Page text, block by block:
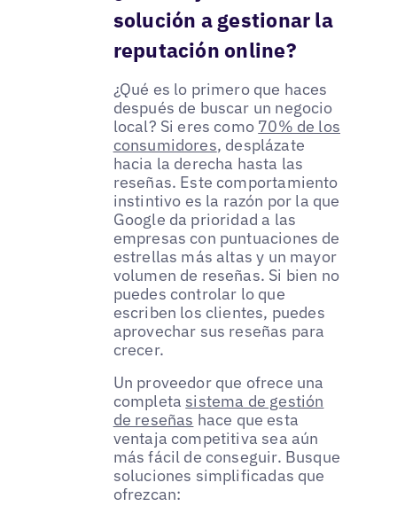
solución a gestionar la
reputación online?
¿Qué es lo primero que haces
después de buscar un negocio
local? Si eres como 70% de los
consumidores, desplázate
hacia la derecha hasta las
reseñas. Este comportamiento
instintivo es la razón por la que
Google da prioridad a las
empresas con puntuaciones de
estrellas más altas y un mayor
volumen de reseñas. Si bien no
puedes controlar lo que
escriben los clientes, puedes
aprovechar sus reseñas para
crecer.
Un proveedor que ofrece una
completa sistema de gestión
de reseñas hace que esta
ventaja competitiva sea aún
más fácil de conseguir. Busque
soluciones simplificadas que
ofrezcan: